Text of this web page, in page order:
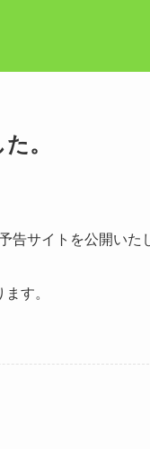
。
告サイトを公開いた
ます。